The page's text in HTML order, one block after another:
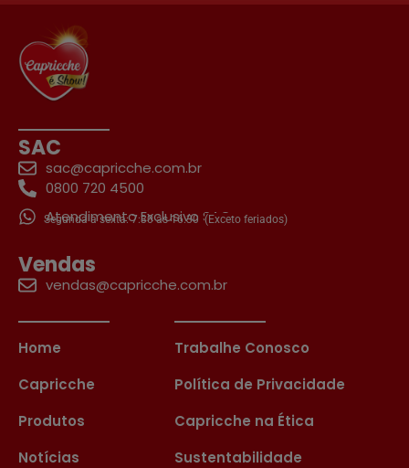
SAC
sac@capricche.com.br
0800 720 4500
Atendimento Exclusivo SAC
Segunda a sexta: 7:30 às 16:30(Exceto feriados)
Vendas
vendas@capricche.com.br
Home
Capricche
Produtos
Notícias
Trabalhe Conosco
Política de Privacidade
Capricche na Ética
Sustentabilidade